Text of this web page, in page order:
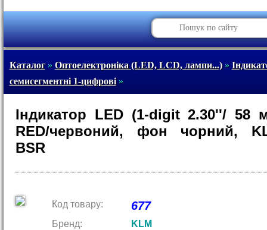
Каталог» Оптоелектроніка (LED, LCD, лампи...)»
семисегментні 1-цифрові»
Індикатор LED (1-digit 2.30''/ 58
RED/червоний, фон чорний,
BSR
Код товару: 677
Бренд: KLM